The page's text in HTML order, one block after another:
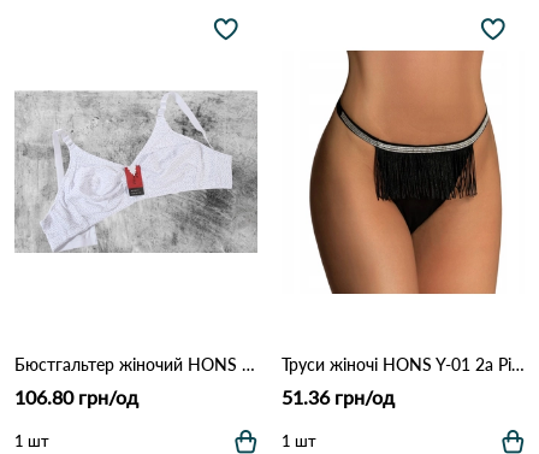
Бюстгальтер жіночий HONS 9001С 3,2 Білий
106.80 грн/од
1 шт
Труси жіночі HONS Y-01 2а Різні кольори
51.36 грн/од
1 шт